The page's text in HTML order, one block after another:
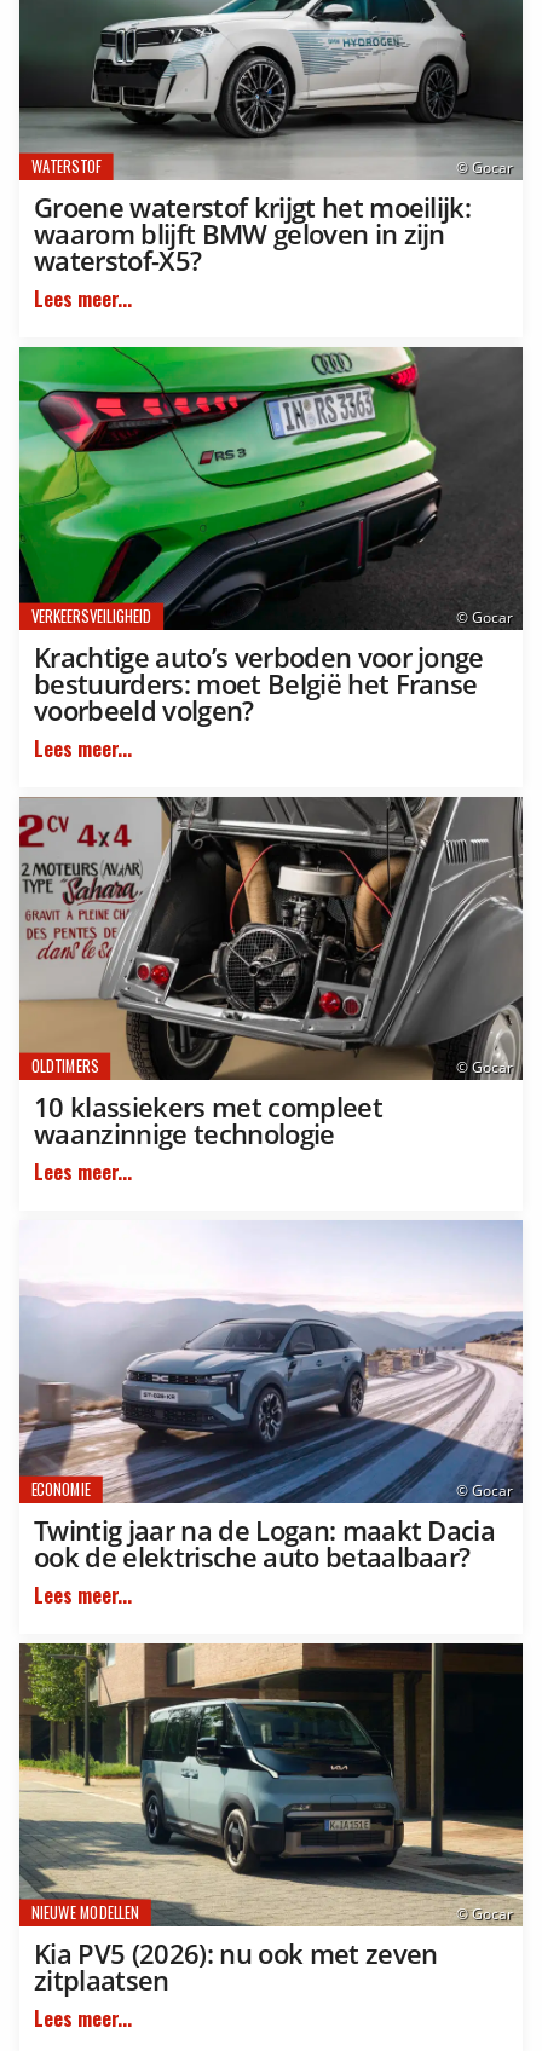
© Gocar
WATERSTOF
Groene waterstof krijgt het moeilijk:
waarom blijft BMW geloven in zijn
waterstof-X5?
Lees meer...
© Gocar
VERKEERSVEILIGHEID
Krachtige auto’s verboden voor jonge
bestuurders: moet België het Franse
voorbeeld volgen?
Lees meer...
© Gocar
OLDTIMERS
10 klassiekers met compleet
waanzinnige technologie
Lees meer...
© Gocar
ECONOMIE
Twintig jaar na de Logan: maakt Dacia
ook de elektrische auto betaalbaar?
Lees meer...
© Gocar
NIEUWE MODELLEN
Kia PV5 (2026): nu ook met zeven
zitplaatsen
Lees meer...